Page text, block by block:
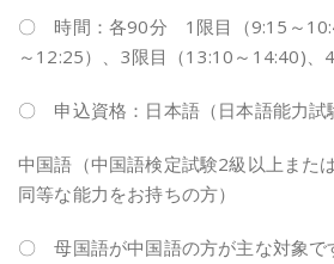
〇 時間：各90分 1限目（9:15～
～12:25）、3限目（13:10～14:40)、
〇 申込資格：日本語（日本語能力試
中国語（中国語検定試験2級以上また
同等な能力をお持ちの方）
〇 母国語が中国語の方が主な対象で